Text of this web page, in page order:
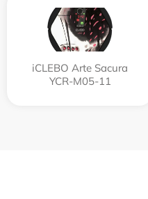
iCLEBO Arte Sacura
YCR-M05-11